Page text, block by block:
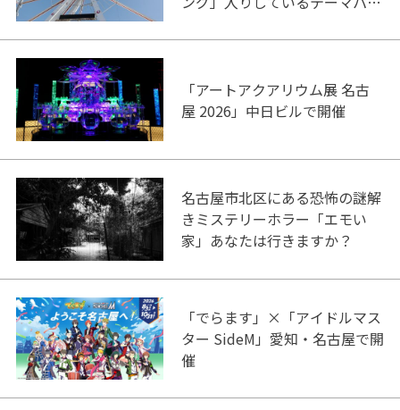
「アートアクアリウム展 名古
屋 2026」中日ビルで開催
名古屋市北区にある恐怖の謎解
きミステリーホラー「エモい
家」あなたは行きますか？
「でらます」×「アイドルマス
ター SideM」愛知・名古屋で開
催